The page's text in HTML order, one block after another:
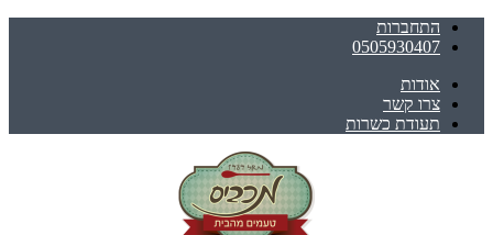
התחברות
0505930407
אודות
צרו קשר
תעודת כשרות